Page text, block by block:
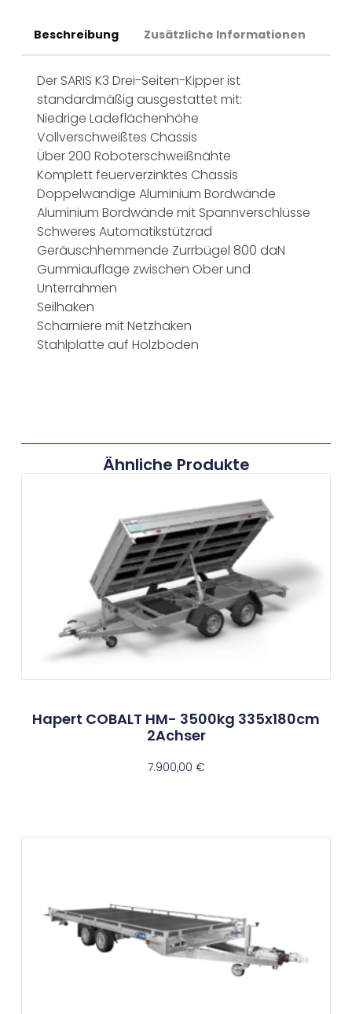
Beschreibung Zusätzliche Informationen
Der SARIS K3 Drei-Seiten-Kipper ist
standardmäßig ausgestattet mit:
Niedrige Ladeflächenhöhe
Vollverschweißtes Chassis
Über 200 Roboterschweißnähte
Komplett feuerverzinktes Chassis
Doppelwandige Aluminium Bordwände
Aluminium Bordwände mit Spannverschlüsse
Schweres Automatikstützrad
Geräuschhemmende Zurrbügel 800 daN
Gummiauflage zwischen Ober und
Unterrahmen
Seilhaken
Scharniere mit Netzhaken
Stahlplatte auf Holzboden
Ähnliche Produkte
Hapert COBALT HM- 3500kg 335x180cm
2Achser
7.900,00 €